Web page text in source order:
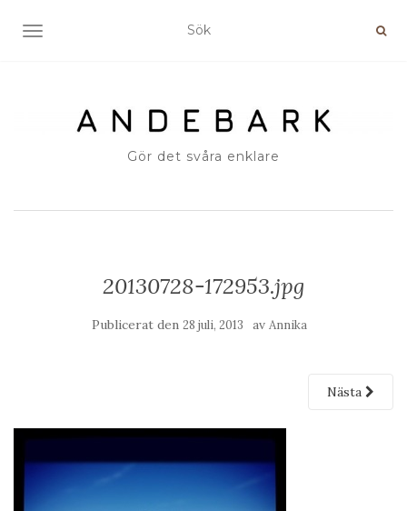
SLÅ PÅ/AV NAVIGERING
Gör det svåra enklare
20130728-172953.jpg
Publicerat den 28 juli, 2013 av Annika
Nästa